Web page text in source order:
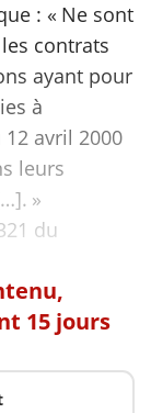
: « Ne sont
contrats
ayant pour
à
12 avril 2000
leurs
»
du
15 jours